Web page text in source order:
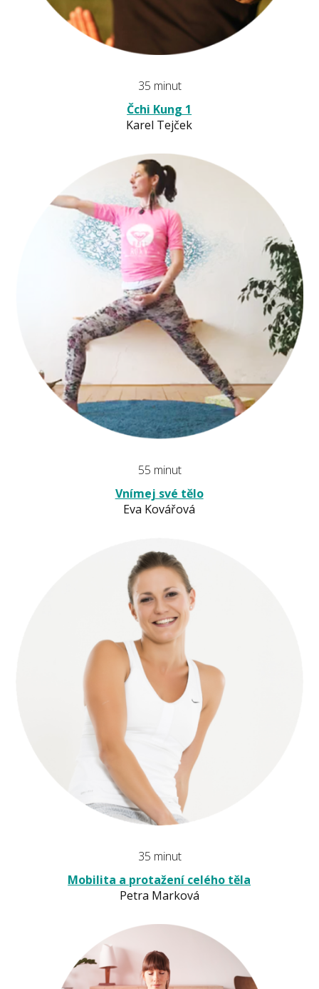
35 minut
Čchi Kung 1
Karel Tejček
55 minut
Vnímej své tělo
Eva Kovářová
35 minut
Mobilita a protažení celého těla
Petra Marková